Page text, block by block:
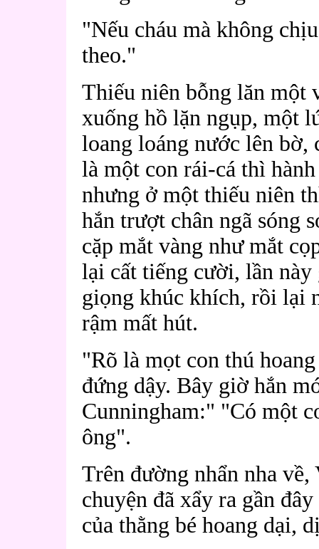
"Nếu cháu mà không
theo."
Thiếu niên bỗng lăn một
xuống hồ lặn ngụp, một
loang loáng nước lên bờ,
là một con rái-cá thì
nhưng ở một thiếu niên
hắn trượt chân ngã sóng
cặp mắt vàng như mắt
lại cất tiếng cười, lần
giọng khúc khích, rồi lại
rậm mất hút.
"Rõ là mọt con thú
đứng dậy. Bây giờ hắn
Cunningham:" "Có một
ông".
Trên đường nhẩn nha
chuyện đã xẩy ra gần
của thằng bé hoang dại,